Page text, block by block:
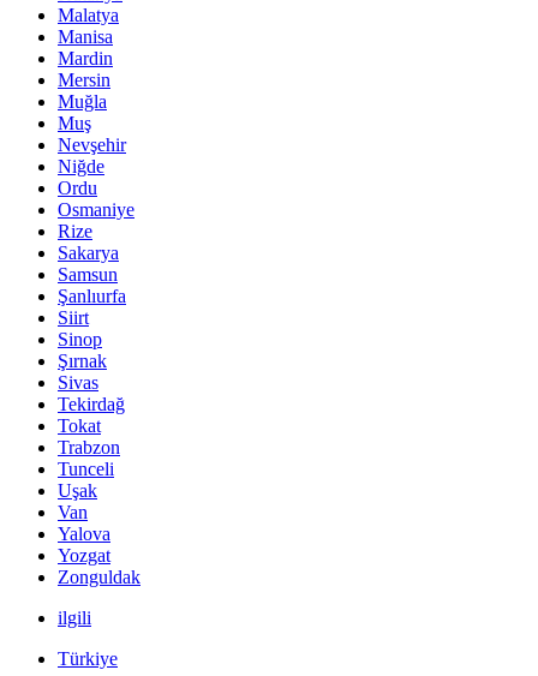
Malatya
Manisa
Mardin
Mersin
Muğla
Muş
Nevşehir
Niğde
Ordu
Osmaniye
Rize
Sakarya
Samsun
Şanlıurfa
Siirt
Sinop
Şırnak
Sivas
Tekirdağ
Tokat
Trabzon
Tunceli
Uşak
Van
Yalova
Yozgat
Zonguldak
ilgili
Türkiye